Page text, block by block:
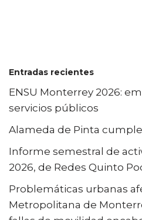
Entradas recientes
ENSU Monterrey 2026:
servicios públicos
Alameda de Pinta
Informe semestral de
2026, de Redes Quinto
Problemáticas urbanas
Metropolitana de